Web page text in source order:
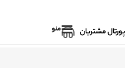
پورتال مشتریان منو